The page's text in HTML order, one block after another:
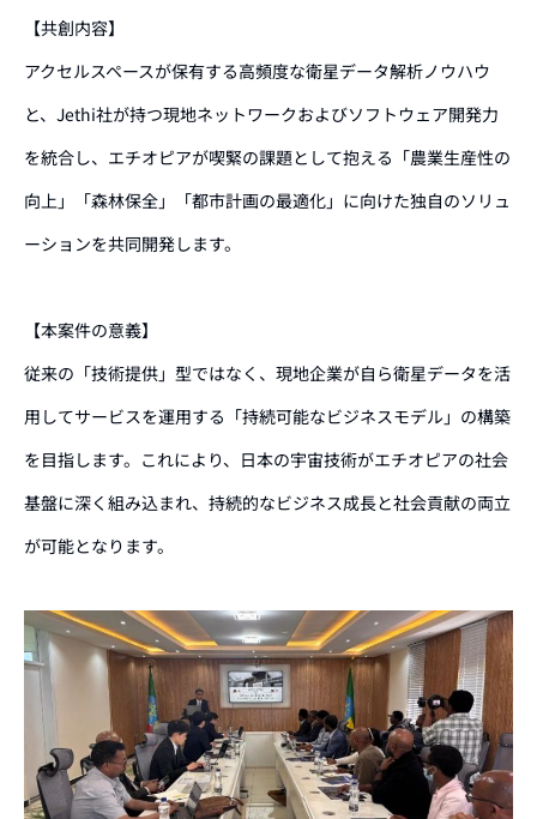
【共創内容】
アクセルスペースが保有する高頻度な衛星データ解析ノウハウ
と、Jethi社が持つ現地ネットワークおよびソフトウェア開発力
を統合し、エチオピアが喫緊の課題として抱える「農業生産性の
向上」「森林保全」「都市計画の最適化」に向けた独自のソリュ
ーションを共同開発します。
【本案件の意義】
従来の「技術提供」型ではなく、現地企業が自ら衛星データを活
用してサービスを運用する「持続可能なビジネスモデル」の構築
を目指します。これにより、日本の宇宙技術がエチオピアの社会
基盤に深く組み込まれ、持続的なビジネス成長と社会貢献の両立
が可能となります。